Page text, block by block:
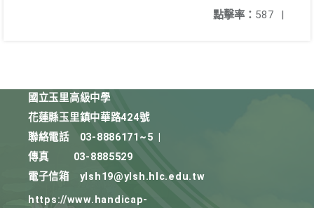
點擊率： 587 |
國立玉里高級中學
花蓮縣玉里鎮中華路424號
聯絡電話
03-8886171~5
傳真
03-8885529
電子信箱
ylsh19@ylsh.hlc.edu.tw
https://www.handicap-